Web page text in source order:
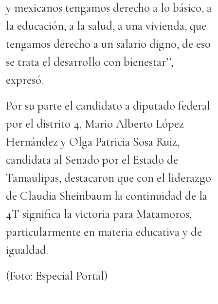
y mexicanos tengamos derecho a lo básico, a
la educación, a la salud, a una vivienda, que
tengamos derecho a un salario digno, de eso
se trata el desarrollo con bienestar’’,
expresó.
Por su parte el candidato a diputado federal
por el distrito 4, Mario Alberto López
Hernández y Olga Patricia Sosa Ruiz,
candidata al Senado por el Estado de
Tamaulipas, destacaron que con el liderazgo
de Claudia Sheinbaum la continuidad de la
4T significa la victoria para Matamoros,
particularmente en materia educativa y de
igualdad.
(Foto: Especial Portal)